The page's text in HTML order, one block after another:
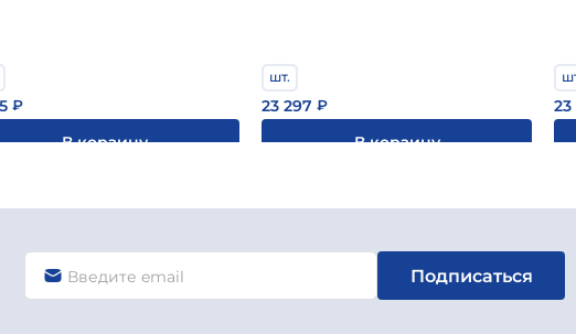
₽
В корзину
шт.
23 297 ₽
В корзину
23
Подписаться